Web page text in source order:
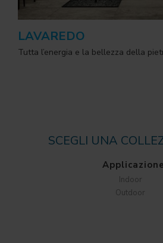
LAVAREDO
Tutta l’energia e la bellezza della
SCEGLI UNA
Applicazione
Indoor
Outdoor